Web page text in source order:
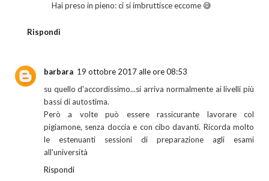
Hai preso in pieno: ci si imbruttisce eccome 😅
Rispondi
barbara 19 ottobre 2017 alle ore 08:53
su quello d'accordissimo...si arriva normalmente ai livelli più
bassi di autostima.
Però a volte può essere rassicurante lavorare col
pigiamone, senza doccia e con cibo davanti. Ricorda molto
le estenuanti sessioni di preparazione agli esami
all'università
Rispondi